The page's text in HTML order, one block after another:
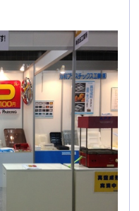
2014年11月21日 11:50
す。